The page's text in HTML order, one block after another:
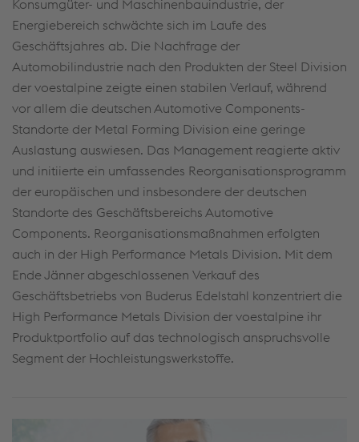
Konsumgüter- und Maschinenbauindustrie, der
Energiebereich schwächte sich im Laufe des
Geschäftsjahres ab. Die Nachfrage der
Automobilindustrie nach den Produkten der Steel Division
der voestalpine zeigte einen stabilen Verlauf, während
vor allem die deutschen Automotive Components-
Standorte der Metal Forming Division eine geringe
Auslastung auswiesen. Das Management reagierte aktiv
und initiierte ein umfassendes Reorganisationsprogramm
der europäischen und insbesondere der deutschen
Standorte des Geschäftsbereichs Automotive
Components. Reorganisationsmaßnahmen erfolgten
auch in der High Performance Metals Division. Mit dem
Ende Jänner abgeschlossenen Verkauf des
Geschäftsbetriebs von Buderus Edelstahl konzentriert die
High Performance Metals Division der voestalpine ihr
Produktportfolio auf das technologisch anspruchsvolle
Segment der Hochleistungswerkstoffe.